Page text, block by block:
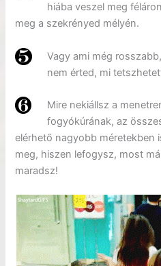
hiába veszel meg
meg a szekrényed mélyén.
Vagy ami még
nem érted, mi
Mire nekiállsz a
fogyókúrának, az
elérhető nagyobb méretekben
meg, hiszen lefogysz, most
maradsz!